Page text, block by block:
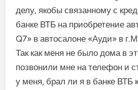
делу, якобы связанному с
банке ВТБ на приобретение
Q7» в автосалоне «Ауди» в
Так как меня не было дома в
позвонили мне на телефон и
у меня, брал ли я в банке ВТБ